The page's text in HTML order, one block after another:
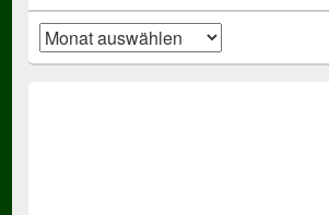
Alte
Beiträge